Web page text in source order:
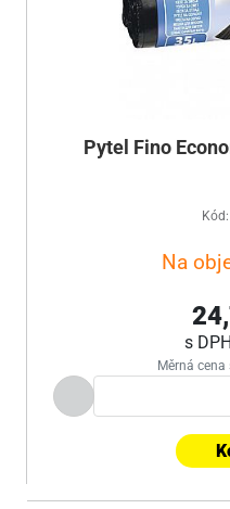
Pytel Fino
Na
s DPH
Měrná